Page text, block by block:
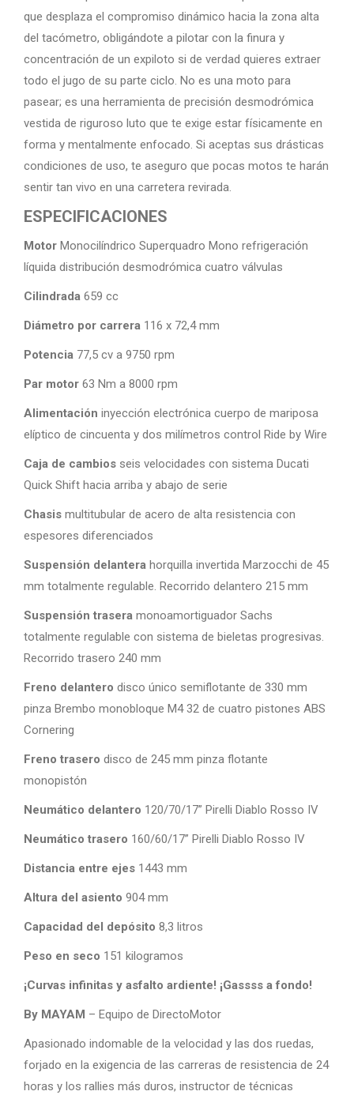
que desplaza el compromiso dinámico hacia la zona alta
del tacómetro, obligándote a pilotar con la finura y
concentración de un expiloto si de verdad quieres extraer
todo el jugo de su parte ciclo. No es una moto para
pasear; es una herramienta de precisión desmodrómica
vestida de riguroso luto que te exige estar físicamente en
forma y mentalmente enfocado. Si aceptas sus drásticas
condiciones de uso, te aseguro que pocas motos te harán
sentir tan vivo en una carretera revirada.
ESPECIFICACIONES
Motor Monocilíndrico Superquadro Mono refrigeración
líquida distribución desmodrómica cuatro válvulas
Cilindrada 659 cc
Diámetro por carrera 116 x 72,4 mm
Potencia 77,5 cv a 9750 rpm
Par motor 63 Nm a 8000 rpm
Alimentación inyección electrónica cuerpo de mariposa
elíptico de cincuenta y dos milímetros control Ride by Wire
Caja de cambios seis velocidades con sistema Ducati
Quick Shift hacia arriba y abajo de serie
Chasis multitubular de acero de alta resistencia con
espesores diferenciados
Suspensión delantera horquilla invertida Marzocchi de 45
mm totalmente regulable. Recorrido delantero 215 mm
Suspensión trasera monoamortiguador Sachs
totalmente regulable con sistema de bieletas progresivas.
Recorrido trasero 240 mm
Freno delantero disco único semiflotante de 330 mm
pinza Brembo monobloque M4 32 de cuatro pistones ABS
Cornering
Freno trasero disco de 245 mm pinza flotante
monopistón
Neumático delantero 120/70/17” Pirelli Diablo Rosso IV
Neumático trasero 160/60/17” Pirelli Diablo Rosso IV
Distancia entre ejes 1443 mm
Altura del asiento 904 mm
Capacidad del depósito 8,3 litros
Peso en seco 151 kilogramos
¡Curvas infinitas y asfalto ardiente! ¡Gassss a fondo!
By MAYAM – Equipo de DirectoMotor
Apasionado indomable de la velocidad y las dos ruedas,
forjado en la exigencia de las carreras de resistencia de 24
horas y los rallies más duros, instructor de técnicas